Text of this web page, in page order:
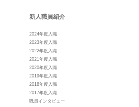
新人職員紹介
2024年度入職
2023年度入職
2022年度入職
2021年度入職
2020年度入職
2019年度入職
2018年度入職
2017年度入職
職員インタビュー